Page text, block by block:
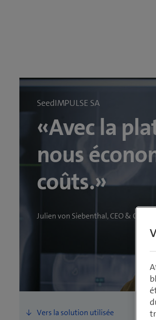
SeedIMPULSE SA
«Avec la
nous
coûts.»
Julien von Siebenthal, CEO & Co-